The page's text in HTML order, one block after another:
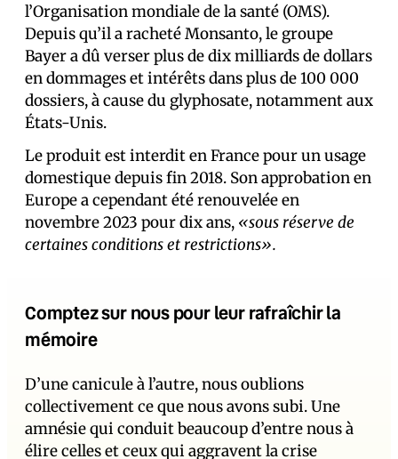
l’Organisation mondiale de la santé (OMS).
Depuis qu’il a racheté Monsanto, le groupe
Bayer a dû verser plus de dix milliards de dollars
en dommages et intérêts dans plus de 100 000
dossiers, à cause du glyphosate, notamment aux
États-Unis.
Le produit est interdit en France pour un usage
domestique depuis fin 2018. Son approbation en
Europe a cependant été renouvelée en
novembre 2023 pour dix ans, «sous réserve de
certaines conditions et restrictions».
Comptez sur nous pour leur rafraîchir la
mémoire
D’une canicule à l’autre, nous oublions
collectivement ce que nous avons subi. Une
amnésie qui conduit beaucoup d’entre nous à
élire celles et ceux qui aggravent la crise